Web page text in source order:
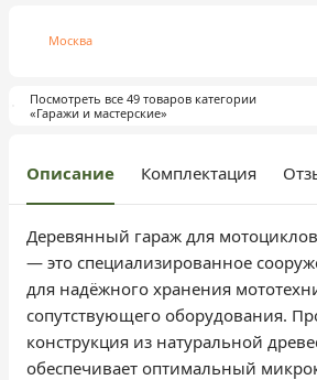
Москва
Посмотреть все 49 товаров категории
«Гаражи и мастерские»
Описание Комплектация
Деревянный гараж для
— это специализированное
для надёжного хранения
сопутствующего оборудования.
конструкция из натуральной
обеспечивает оптимальный